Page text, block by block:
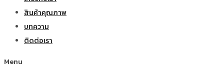
สินค้าคุณภาพ
บทความ
ติดต่อเรา
Menu